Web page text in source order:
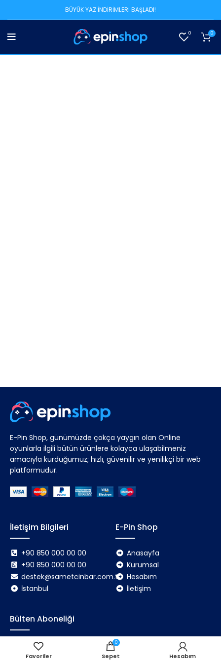
BÜYÜK YAZ İNDİRİMLERİ BAŞLADI!
0 0
E-Pin Shop, günümüzde çokça yaygın olan Online
oyunlarla ilgili bütün ürünlere kolayca ulaşabilmeniz
amacıyla kurduğumuz; hızlı, güvenilir ve yenilikçi bir web
platformudur.
İletişim Bilgileri
+90 850 000 00 00
+90 850 000 00 00
destek@sametcinbar.com.tr
İstanbul
E-Pin Shop
Anasayfa
Kurumsal
Hesabım
İletişim
Bülten Aboneliği
Bültenimize kaydolarak hiçbir güncellemeyi veya
promosyonu kaçırmayın.
Favoriler
0
Sepet Hesabım